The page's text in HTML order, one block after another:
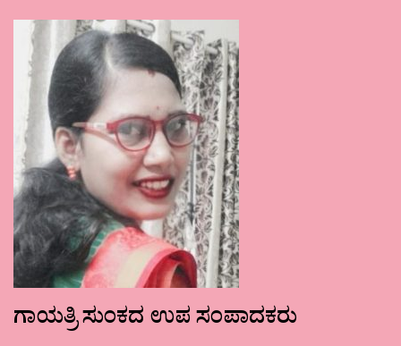
ಗಾಯತ್ರಿ ಸುಂಕದ ಉಪ ಸಂಪಾದಕರು